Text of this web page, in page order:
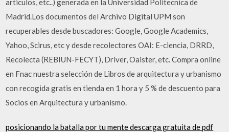
Madrid.Los documentos del Archivo Digital UPM son
recuperables desde buscadores: Google, Google Academics,
Yahoo, Scirus, etc y desde recolectores OAI: E-ciencia, DRRD,
Recolecta (REBIUN-FECYT), Driver, Oaister, etc. Compra online
en Fnac nuestra selección de Libros de arquitectura y urbanismo
con recogida gratis en tienda en 1 hora y 5 % de descuento para
Socios en Arquitectura y urbanismo.
posicionando la batalla por tu mente descarga gratuita de pdf